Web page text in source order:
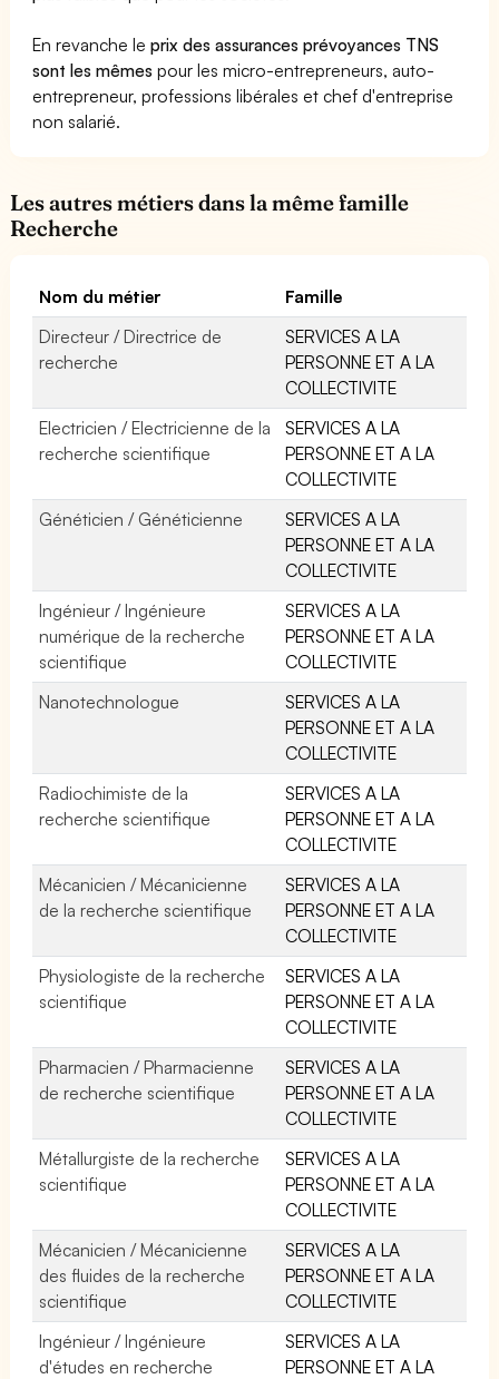
En revanche leprix des assurances prévoyances TNS
sont les mêmes pour les micro-entrepreneurs, auto-
entrepreneur, professions libérales et chef d'entreprise
non salarié.
Les autres métiers dans la même famille
Recherche
Nom du métier
Famille
Directeur / Directrice de
recherche
SERVICES A LA
PERSONNE ET A LA
COLLECTIVITE
Electricien / Electricienne de la
recherche scientifique
SERVICES A LA
PERSONNE ET A LA
COLLECTIVITE
Généticien / Généticienne
SERVICES A LA
PERSONNE ET A LA
COLLECTIVITE
Ingénieur / Ingénieure
numérique de la recherche
scientifique
SERVICES A LA
PERSONNE ET A LA
COLLECTIVITE
Nanotechnologue
SERVICES A LA
PERSONNE ET A LA
COLLECTIVITE
Radiochimiste de la
recherche scientifique
SERVICES A LA
PERSONNE ET A LA
COLLECTIVITE
Mécanicien / Mécanicienne
de la recherche scientifique
SERVICES A LA
PERSONNE ET A LA
COLLECTIVITE
Physiologiste de la recherche
scientifique
SERVICES A LA
PERSONNE ET A LA
COLLECTIVITE
Pharmacien / Pharmacienne
de recherche scientifique
SERVICES A LA
PERSONNE ET A LA
COLLECTIVITE
Métallurgiste de la recherche
scientifique
SERVICES A LA
PERSONNE ET A LA
COLLECTIVITE
Mécanicien / Mécanicienne
des fluides de la recherche
scientifique
SERVICES A LA
PERSONNE ET A LA
COLLECTIVITE
Ingénieur / Ingénieure
d'études en recherche
SERVICES A LA
PERSONNE ET A LA